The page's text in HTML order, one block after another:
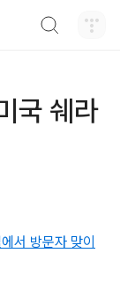
국 쉐라
서 방문자 맞이